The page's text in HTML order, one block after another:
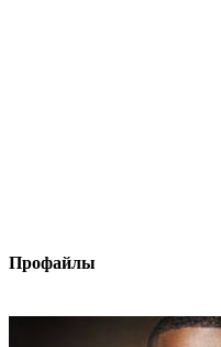
Профайлы